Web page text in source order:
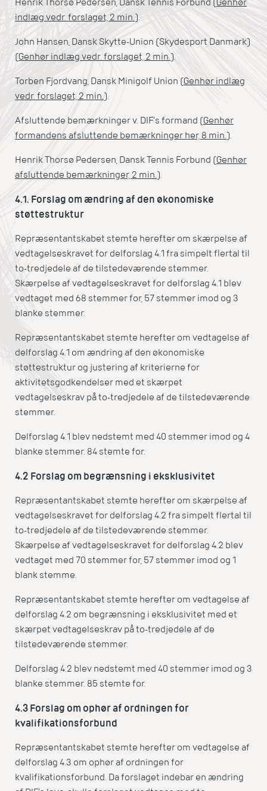
indlæg vedr. forslaget, 2 min.).
John Hansen, Dansk Skytte-Union (Skydesport Danmark)
(Genhør indlæg vedr. forslaget, 2 min.).
Torben Fjordvang, Dansk Minigolf Union (Genhør indlæg
vedr. forslaget, 2 min.).
Afsluttende bemærkninger v. DIF’s formand (Genhør
formandens afsluttende bemærkninger her, 8 min.).
Henrik Thorsø Pedersen, Dansk Tennis Forbund (Genhør
afsluttende bemærkninger, 2 min.).
4.1. Forslag om ændring af den økonomiske
støttestruktur
Repræsentantskabet stemte herefter om skærpelse af
vedtagelseskravet for delforslag 4.1 fra simpelt flertal til
to-tredjedele af de tilstedeværende stemmer.
Skærpelse af vedtagelseskravet for delforslag 4.1 blev
vedtaget med 68 stemmer for, 57 stemmer imod og 3
blanke stemmer.
Repræsentantskabet stemte herefter om vedtagelse af
delforslag 4.1 om ændring af den økonomiske
støttestruktur og justering af kriterierne for
aktivitetsgodkendelser med et skærpet
vedtagelseskrav på to-tredjedele af de tilstedeværende
stemmer.
Delforslag 4.1 blev nedstemt med 40 stemmer imod og 4
blanke stemmer. 84 stemte for.
4.2 Forslag om begrænsning i eksklusivitet
Repræsentantskabet stemte herefter om skærpelse af
vedtagelseskravet for delforslag 4.2 fra simpelt flertal til
to-tredjedele af de tilstedeværende stemmer.
Skærpelse af vedtagelseskravet for delforslag 4.2 blev
vedtaget med 70 stemmer for, 57 stemmer imod og 1
blank stemme.
Repræsentantskabet stemte herefter om vedtagelse af
delforslag 4.2 om begrænsning i eksklusivitet med et
skærpet vedtagelseskrav på to-tredjedele af de
tilstedeværende stemmer.
Delforslag 4.2 blev nedstemt med 40 stemmer imod og 3
blanke stemmer. 85 stemte for.
4.3 Forslag om ophør af ordningen for
kvalifikationsforbund
Repræsentantskabet stemte herefter om vedtagelse af
delforslag 4.3 om ophør af ordningen for
kvalifikationsforbund. Da forslaget indebar en ændring